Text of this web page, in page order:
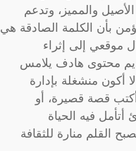
والمميز، وتدعم
بأن الكلمة الصادقة هي
موقعي إلى إثراء
محتوى هادف يلامس
أكون منشغلة بإدارة
أكتب قصة قصيرة، أو
فيه الحياة
القلم منارة للثقافة